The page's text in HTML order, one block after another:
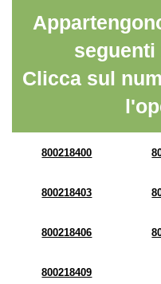
seguenti
Clicca sul
800218400
800218403
800218406
800218409